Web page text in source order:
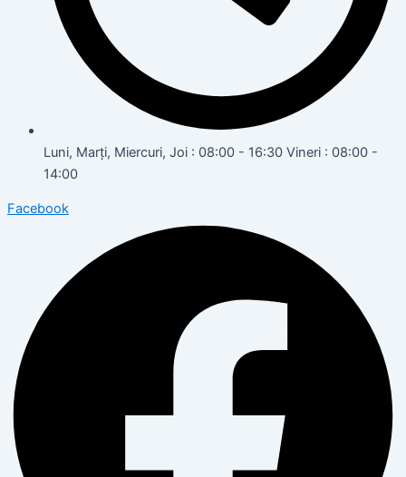
Luni, Marți, Miercuri, Joi : 08:00 - 16:30 Vineri : 08:00 -
14:00
Facebook